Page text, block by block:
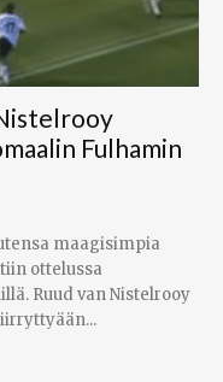
Fulhamin
maagisimpia
ottelussa
Ruud van Nistelrooy